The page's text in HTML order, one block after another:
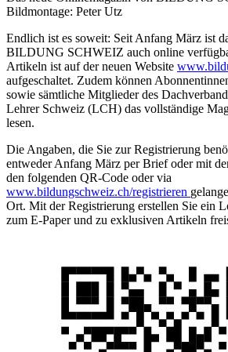
Bildmontage: Peter Utz
Endlich ist es soweit: Seit Anfang März ist
BILDUNG SCHWEIZ auch online
Artikeln ist auf der neuen Website
aufgeschaltet. Zudem können
sowie sämtliche Mitglieder des
Lehrer Schweiz (LCH) das vollständige
lesen.
Die Angaben, die Sie zur Registrierung
entweder Anfang März per Brief oder mit
den folgenden QR-Code oder via
www.bildungschweiz.ch/registrieren
Ort. Mit der Registrierung erstellen Sie ein
zum E-Paper und zu exklusiven Artikeln